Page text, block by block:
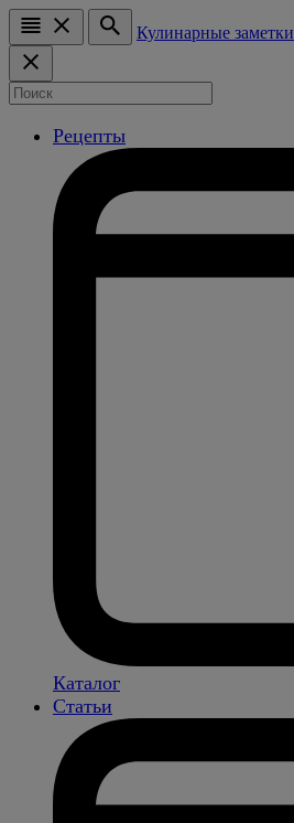
Кулинарные заметки
Рецепты
Каталог
Статьи